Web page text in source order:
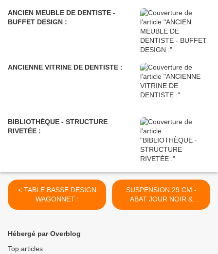
ANCIEN MEUBLE DE DENTISTE -
BUFFET DESIGN :
ANCIENNE VITRINE DE DENTISTE :
BIBLIOTHÈQUE - STRUCTURE
RIVETÉE :
< TABLE BASSE DESIGN
WAGONNET :
SUSPENSION 29 CM -
ABAT JOUR NOIR &
BLANC : >
Hébergé par Overblog
Top articles